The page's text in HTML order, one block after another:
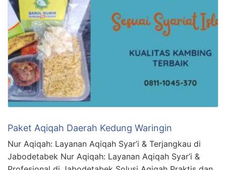
Paket Aqiqah Daerah Kedung Waringin
Nur Aqiqah: Layanan Aqiqah Syar’i & Terjangkau di
Jabodetabek Nur Aqiqah: Layanan Aqiqah Syar’i &